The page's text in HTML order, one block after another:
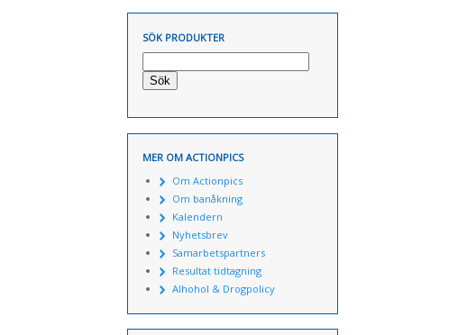
SÖK PRODUKTER
Sök
MER OM ACTIONPICS
Om Actionpics
Om banåkning
Kalendern
Nyhetsbrev
Samarbetspartners
Resultat tidtagning
Alhohol & Drogpolicy